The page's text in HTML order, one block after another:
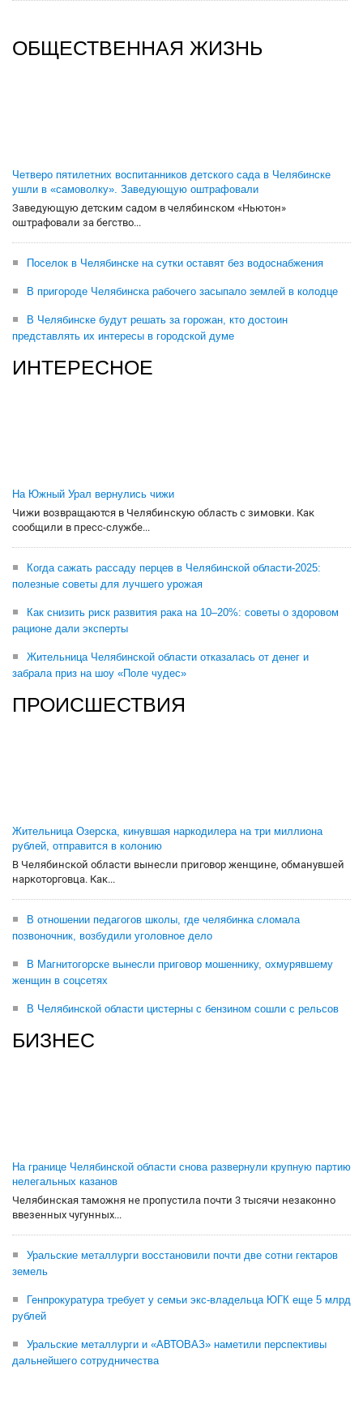
ОБЩЕСТВЕННАЯ ЖИЗНЬ
Четверо пятилетних воспитанников детского сада в Челябинске
ушли в «самоволку». Заведующую оштрафовали
Заведующую детским садом в челябинском «Ньютон»
оштрафовали за бегство...
Поселок в Челябинске на сутки оставят без водоснабжения
В пригороде Челябинска рабочего засыпало землей в колодце
В Челябинске будут решать за горожан, кто достоин
представлять их интересы в городской думе
ИНТЕРЕСНОЕ
На Южный Урал вернулись чижи
Чижи возвращаются в Челябинскую область с зимовки. Как
сообщили в пресс-службе...
Когда сажать рассаду перцев в Челябинской области-2025:
полезные советы для лучшего урожая
Как снизить риск развития рака на 10–20%: советы о здоровом
рационе дали эксперты
Жительница Челябинской области отказалась от денег и
забрала приз на шоу «Поле чудес»
ПРОИСШЕСТВИЯ
Жительница Озерска, кинувшая наркодилера на три миллиона
рублей, отправится в колонию
В Челябинской области вынесли приговор женщине, обманувшей
наркоторговца. Как...
В отношении педагогов школы, где челябинка сломала
позвоночник, возбудили уголовное дело
В Магнитогорске вынесли приговор мошеннику, охмурявшему
женщин в соцсетях
В Челябинской области цистерны с бензином сошли с рельсов
БИЗНЕС
На границе Челябинской области снова развернули крупную партию
нелегальных казанов
Челябинская таможня не пропустила почти 3 тысячи незаконно
ввезенных чугунных...
Уральские металлурги восстановили почти две сотни гектаров
земель
Генпрокуратура требует у семьи экс-владельца ЮГК еще 5 млрд
рублей
Уральские металлурги и «АВТОВАЗ» наметили перспективы
дальнейшего сотрудничества